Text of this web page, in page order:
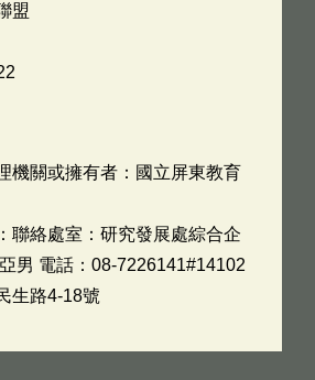
盟
機關或擁有者：國立屏東教育
聯絡處室：研究發展處綜合企
男 電話：08-7226141#14102
生路4-18號